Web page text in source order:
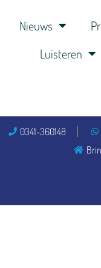
Nieuws
Luisteren
0341-360148